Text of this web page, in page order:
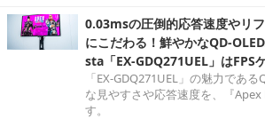
0.03msの圧倒的応答速度やリ
にこだわる！鮮やかなQD-
sta「EX-GDQ271UEL」はFPS
「EX-GDQ271UEL」の魅力であ
な見やすさや応答速度を、『
す。